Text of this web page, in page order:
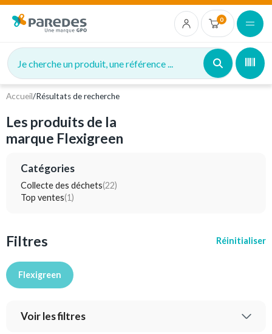
0
Je cherche un produit, une référence ...
Accueil/Résultats de recherche
Les produits de la
marque Flexigreen
Catégories
Collecte des déchets(22)
Top ventes(1)
Filtres
Flexigreen
Réinitialiser
Voir les filtres